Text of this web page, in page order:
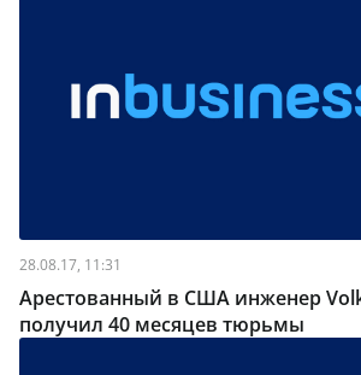
28.08.17, 11:31
Арестованный в США инженер
получил 40 месяцев тюрьмы